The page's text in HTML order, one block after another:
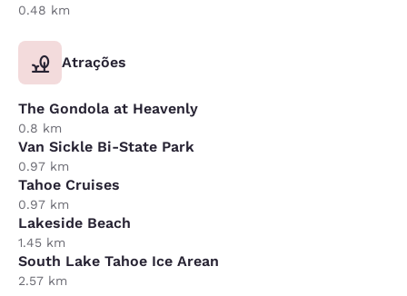
0.48 km
Atrações
The Gondola at Heavenly
0.8 km
Van Sickle Bi-State Park
0.97 km
Tahoe Cruises
0.97 km
Lakeside Beach
1.45 km
South Lake Tahoe Ice Arean
2.57 km